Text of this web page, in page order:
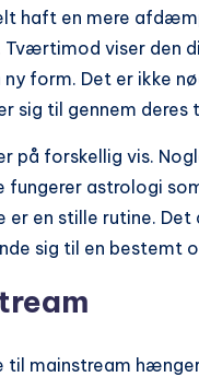
haft en mere
viser den
form. Det er ikke
sig til gennem
på forskellig vis.
fungerer astrologi
er en stille rutine.
sig til en bestemt
mainstream